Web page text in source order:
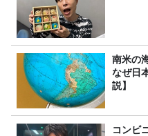
南米の
なぜ日
説】
コンビ